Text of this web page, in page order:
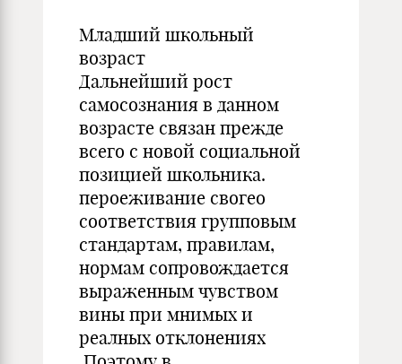
Младший школьный
возраст
Дальнейший рост
самосознания в данном
возрасте связан прежде
всего с новой социальной
позицией школьника.
пероеживание свогео
соответствия групповым
стандартам, правилам,
нормам сопровождается
выраженным чувством
вины при мнимых и
реалных отклонениях